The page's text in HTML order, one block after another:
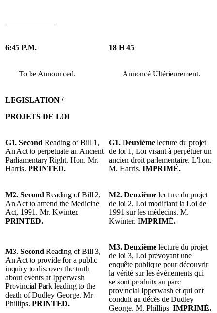
6:45 P.M. 18 H 45
To be Announced. Annoncé Ultérieurement.
LEGISLATION /
PROJETS DE LOI
G1. Second Reading of Bill 1,
An Act to perpetuate an Ancient
Parliamentary Right. Hon. Mr.
Harris. PRINTED.
G1. Deuxième lecture du projet
de loi 1, Loi visant à perpétuer un
ancien droit parlementaire. L'hon.
M. Harris. IMPRIMÉ.
M2. Second Reading of Bill 2,
An Act to amend the Medicine
Act, 1991. Mr. Kwinter.
PRINTED.
M2. Deuxième lecture du projet
de loi 2, Loi modifiant la Loi de
1991 sur les médecins. M.
Kwinter. IMPRIMÉ.
M3. Second Reading of Bill 3,
An Act to provide for a public
inquiry to discover the truth
about events at Ipperwash
Provincial Park leading to the
death of Dudley George. Mr.
Phillips. PRINTED.
M3. Deuxième lecture du projet
de loi 3, Loi prévoyant une
enquête publique pour découvrir
la vérité sur les événements qui
se sont produits au parc
provincial Ipperwash et qui ont
conduit au décès de Dudley
George. M. Phillips. IMPRIMÉ.